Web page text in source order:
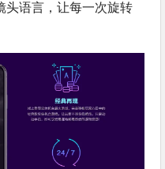
头语言，让每一次旋转